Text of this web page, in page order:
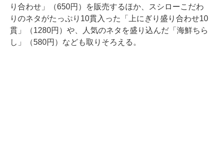
り合わせ」（650円）を販売するほか、スシローこだわ
りのネタがたっぷり10貫入った「上にぎり盛り合わせ10
貫」（1280円）や、人気のネタを盛り込んだ「海鮮ちら
し」（580円）なども取りそろえる。